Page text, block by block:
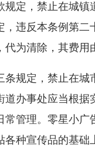
，禁止在城镇
违反本条例第
为清除，其费用
定，禁止在城
办事处应当根
管理。零星小
种宣传品的基